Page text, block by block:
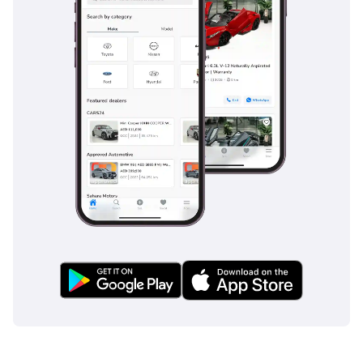
بطاقة ائتمان/خصم:
يُسترد المبلغ نقدًا بعد
توضيح الشروط
والأحكام عند الحجز).
مع التسويات البنكية